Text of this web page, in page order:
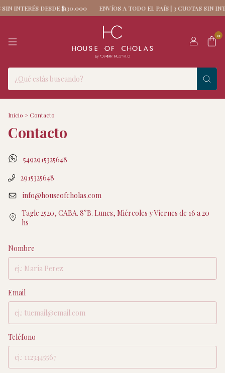
INTERÉS DESDE $130.000 ENVÍOS A TODO EL PAÍS | 3 CUOTAS SIN
0
Inicio >Contacto
Contacto
5492915325648
2915325648
info@houseofcholas.com
Tagle 2520, CABA. 8°B. Lunes, Miércoles y Viernes de 16 a 20
hs
Nombre
Email
Teléfono